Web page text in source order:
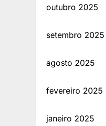
outubro 2025
setembro 2025
agosto 2025
fevereiro 2025
janeiro 2025